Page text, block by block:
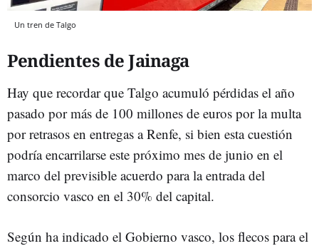
Un tren de Talgo
Pendientes de Jainaga
Hay que recordar que Talgo acumuló pérdidas el año
pasado por más de 100 millones de euros por la multa
por retrasos en entregas a Renfe, si bien esta cuestión
podría encarrilarse este próximo mes de junio en el
marco del previsible acuerdo para la entrada del
consorcio vasco en el 30% del capital.
Según ha indicado el Gobierno vasco, los flecos para el